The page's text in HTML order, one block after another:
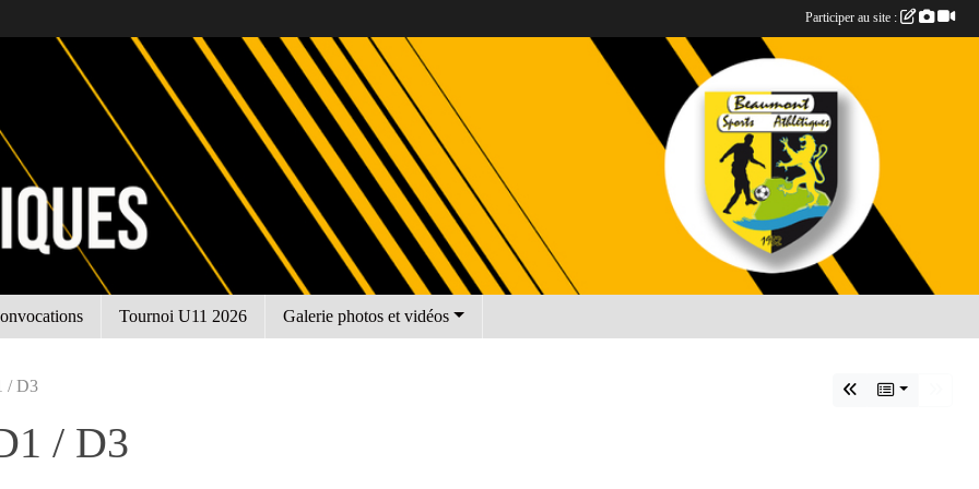
Tournoi U11 2026 Galerie photos et vidéos
/ D3
/ D3
Participer au site :